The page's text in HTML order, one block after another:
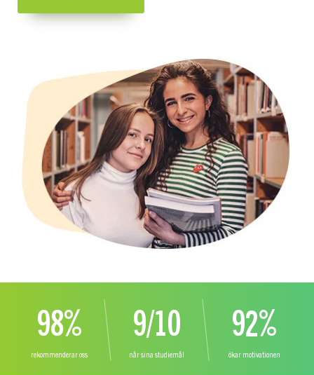
98%
rekommenderar oss
9/10
når sina studiemål
92%
ökar motivationen